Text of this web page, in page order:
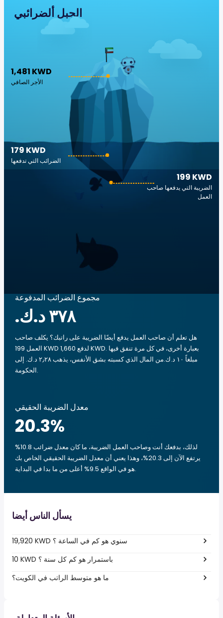
الجبل ألضرائبي
1,481 KWD
الأجر الصافي
199 KWD
الضريبة التي يدفعها صاحب
العمل
179 KWD
الضرائب التي تدفعها
مجموع الضرائب المدفوعة
هل تعلم أن صاحب العمل يدفع أيضًا الضريبة على راتبك؟ يكلف صاحب
العمل 199 KWD لدفع 1,660 KWD. بعبارة أخرى، في كل مرة تنفق فيها
مبلغاً ‏١٠ د.ك.‏من المال الذي كسبته بشق الأنفس، يذهب ‏٢٫٢٨ د.ك.‏ إلى
الحكومة.
معدل الضريبة الحقيقي
20.3%
لذلك، بدفعك أنت وصاحب العمل الضريبة، ما كان معدل ضرائب 10.8%
يرتفع الآن إلى 20.3%، وهذا يعني أن معدل الضريبة الحقيقي الخاص بك
هو في الواقع 9.5% أعلى من ما بدا في البداية.
يسأل الناس أيضا
19,920 KWD سنوي هو كم في الساعة ؟
10 KWD باستمرار هو كم كل سنة ؟
ما هو متوسط الراتب في الكويت؟